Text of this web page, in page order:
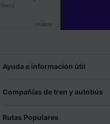
Ayuda e información útil
Compañías de tren y autobús
Rutas Populares